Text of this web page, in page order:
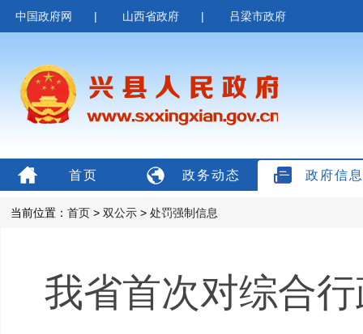
中国政府网 | 山西省政府 | 吕梁市政府
首页 政务动态 政府信
当前位置： 首页 > 双公示 > 处罚强制信息
我省首次对综合